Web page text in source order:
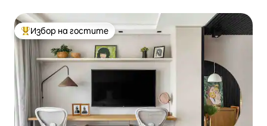
Най-популярен избор на гостите
Избор на гостите